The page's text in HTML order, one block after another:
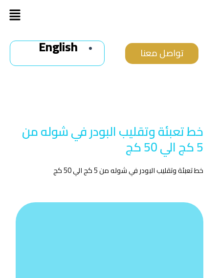
تواصل معنا English
خط تعبئة وتقليب البودر في شوله من
5 كج الي 50 كج
خط تعبئة وتقليب البودر في شوله من 5 كج الي 50 كج